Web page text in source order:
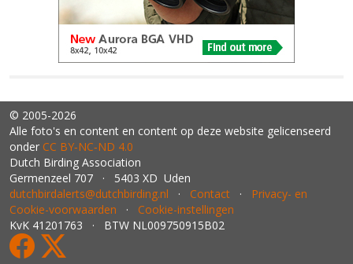
© 2005-2026
Alle foto's en content en content op deze website gelicenseerd
onder CC BY‑NC‑ND 4.0
Dutch Birding Association
Germenzeel 707 · 5403 XD Uden
dutchbirdalerts@dutchbirding.nl · Contact · Privacy- en
Cookie-voorwaarden · Cookie-instellingen
KvK 41201763 · BTW NL009750915B02